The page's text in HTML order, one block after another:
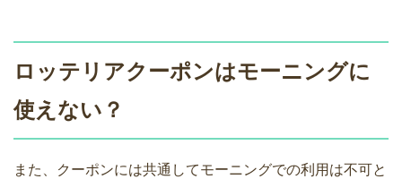
ロッテリアクーポンはモーニングに
使えない？
また、クーポンには共通してモーニングでの利用は不可と